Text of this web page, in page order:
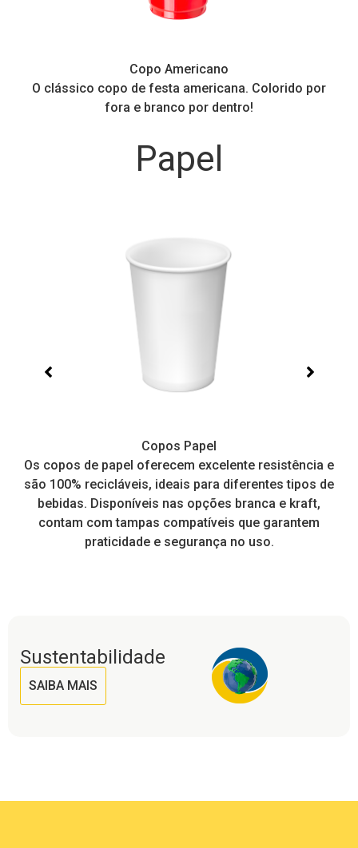
Copo Americano
O clássico copo de festa americana. Colorido por
fora e branco por dentro!
Papel
Copos Papel
Os copos de papel oferecem excelente resistência e
são 100% recicláveis, ideais para diferentes tipos de
bebidas. Disponíveis nas opções branca e kraft,
contam com tampas compatíveis que garantem
praticidade e segurança no uso.
Sustentabilidade
SAIBA MAIS